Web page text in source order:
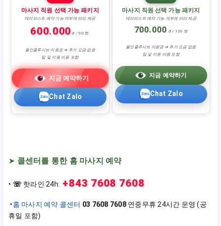
마사지 직원 선택 가능 패키지
테라피스트 예약 가능 여부에 따라 제공
600.000 đ / 90 분
올인클루시브 이용권 ➜ 추가 요금 없음
팁 및 이동 비용 포함
지금 예약하기
Chat Zalo
마사지 직원 선택 가능 패키지
테라피스트 예약 가능 여부에 따라 제공
700.000 đ / 120 분
올인클루시브 이용권 ➜ 추가 요금 없음
팁 및 이동 비용 포함
지금 예약하기
Chat Zalo
➤ 콜센터를 통한 홈 마사지 예약
• ☏ 핫라인 24h:+843 7608 7608
•홈 마사지 예약 콜센터 03 7608 7608연중무휴 24시간 운영 (공
휴일 포함)